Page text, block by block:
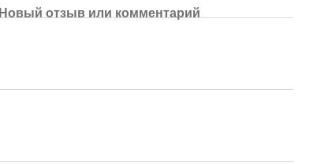
Новый отзыв или комментарий